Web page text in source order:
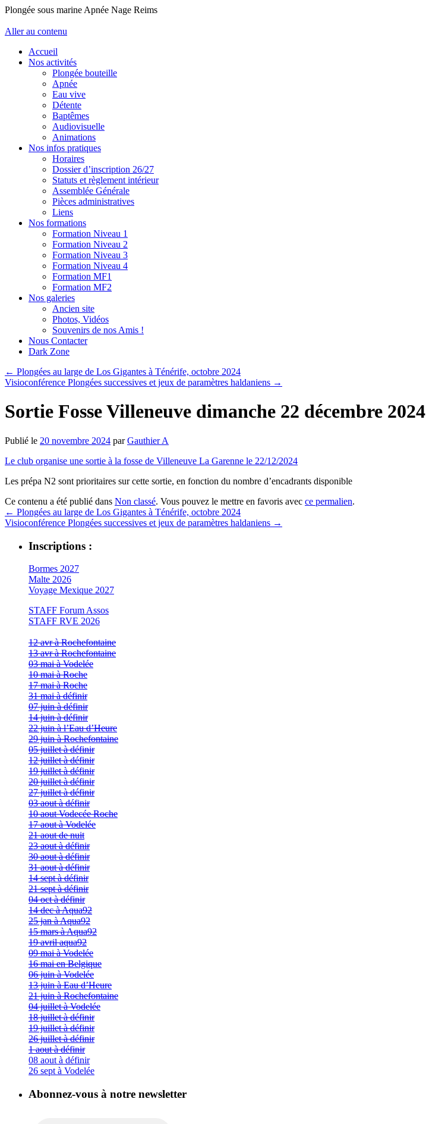
Plongée sous marine Apnée Nage Reims
Aller au contenu
Accueil
Nos activités
Plongée bouteille
Apnée
Eau vive
Détente
Baptêmes
Audiovisuelle
Animations
Nos infos pratiques
Horaires
Dossier d’inscription 26/27
Statuts et règlement intérieur
Assemblée Générale
Pièces administratives
Liens
Nos formations
Formation Niveau 1
Formation Niveau 2
Formation Niveau 3
Formation Niveau 4
Formation MF1
Formation MF2
Nos galeries
Ancien site
Photos, Vidéos
Souvenirs de nos Amis !
Nous Contacter
Dark Zone
← Plongées au large de Los Gigantes à Ténérife, octobre 2024
Visioconférence Plongées successives et jeux de paramètres haldaniens →
Sortie Fosse Villeneuve dimanche 22 décembre 2024
Publié le 20 novembre 2024 par Gauthier A
Le club organise une sortie à la fosse de Villeneuve La Garenne le 22/12/2024
Les prépa N2 sont prioritaires sur cette sortie, en fonction du nombre d’encadrants disponible
Ce contenu a été publié dans Non classé. Vous pouvez le mettre en favoris avec ce permalien.
← Plongées au large de Los Gigantes à Ténérife, octobre 2024
Visioconférence Plongées successives et jeux de paramètres haldaniens →
Inscriptions :
Bormes 2027
Malte 2026
Voyage Mexique 2027
STAFF Forum Assos
STAFF RVE 2026
12 avr à Rochefontaine
13 avr à Rochefontaine
03 mai à Vodelée
10 mai à Roche
17 mai à Roche
31 mai à définir
07 juin à définir
14 juin à définir
22 juin à l’Eau d’Heure
29 juin à Rochefontaine
05 juillet à définir
12 juillet à définir
19 juillet à définir
20 juillet à définir
27 juillet à définir
03 aout à définir
10 aout Vodecée Roche
17 aout à Vodelée
21 aout de nuit
23 aout à définir
30 aout à définir
31 aout à définir
14 sept à définir
21 sept à définir
04 oct à définir
14 dec à Aqua92
25 jan à Aqua92
15 mars à Aqua92
19 avril aqua92
09 mai à Vodelée
16 mai en Belgique
06 juin à Vodelée
13 juin à Eau d’Heure
21 juin à Rochefontaine
04 juillet à Vodelée
18 juillet à définir
19 juillet à définir
26 juillet à définir
1 aout à définir
08 aout à définir
26 sept à Vodelée
Abonnez-vous à notre newsletter